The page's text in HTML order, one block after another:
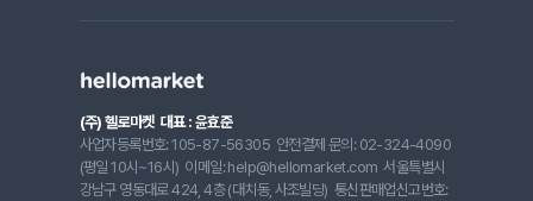
(주) 헬로마켓 대표 : 윤효준
사업자등록번호: 105-87-56305 안전결제 문의: 02-324-4090
(평일 10시~16시) 이메일: help@hellomarket.com 서울특별시
강남구 영동대로 424, 4층 (대치동, 사조빌딩) 통신판매업신고번호: